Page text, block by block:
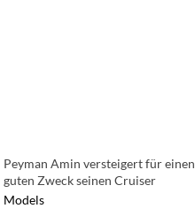
Peyman Amin versteigert für einen
guten Zweck seinen Cruiser
Models